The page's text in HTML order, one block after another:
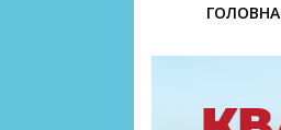
ГОЛОВНА